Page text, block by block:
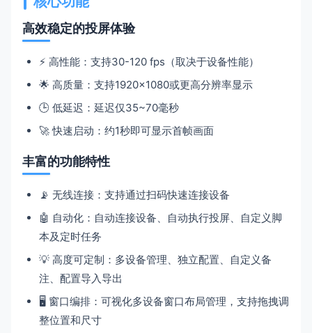
高效稳定的投屏体验
⚡️ 高性能：支持30-120 fps（取决于设备性能）
🌟 高质量：支持1920×1080或更高分辨率显示
🕒 低延迟：延迟仅35~70毫秒
🚀 快速启动：约1秒即可显示首帧画面
丰富的功能特性
📡 无线连接：支持通过扫码快速连接设备
🤖 自动化：自动连接设备、自动执行投屏、自定义脚
本及定时任务
💡 高度可定制：多设备管理、独立配置、自定义备
注、配置导入导出
🖥️ 窗口编排：可视化多设备窗口布局管理，支持拖拽调
整位置和尺寸